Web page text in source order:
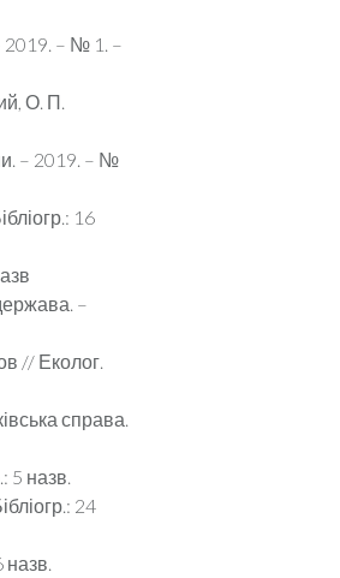
2019. – № 1. –
О. П.
– 2019. – №
16
–
// Еколог.
справа.
5 назв.
24
назв.